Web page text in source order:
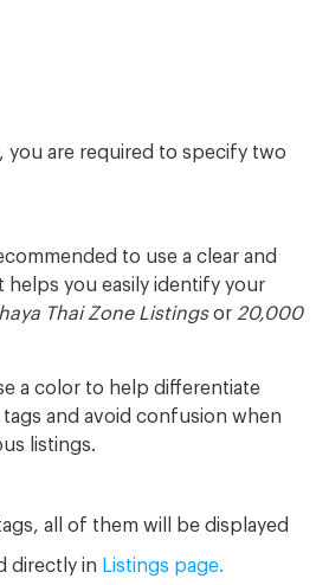
you are required to specify two
to use a clear and
helps you easily identify your
Thai Zone Listingsor 20,000
a color to help differentiate
and avoid confusion when
listings.
all of them will be displayed
directly in Listings page.